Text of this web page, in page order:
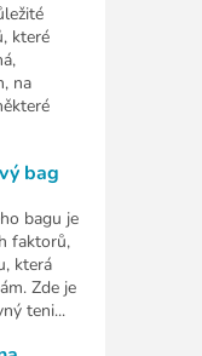
které
na
bag
bagu je
faktorů,
která
Zde je
teni...